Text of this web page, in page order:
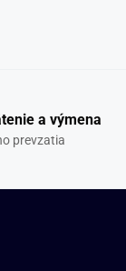
a výmena
prevzatia